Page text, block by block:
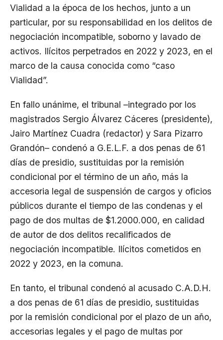
Vialidad a la época de los hechos, junto a un
particular, por su responsabilidad en los delitos de
negociación incompatible, soborno y lavado de
activos. Ilícitos perpetrados en 2022 y 2023, en el
marco de la causa conocida como “caso
Vialidad”.
En fallo unánime, el tribunal –integrado por los
magistrados Sergio Álvarez Cáceres (presidente),
Jairo Martínez Cuadra (redactor) y Sara Pizarro
Grandón– condenó a G.E.L.F. a dos penas de 61
días de presidio, sustituidas por la remisión
condicional por el término de un año, más la
accesoria legal de suspensión de cargos y oficios
públicos durante el tiempo de las condenas y el
pago de dos multas de $1.2000.000, en calidad
de autor de dos delitos recalificados de
negociación incompatible. Ilícitos cometidos en
2022 y 2023, en la comuna.
En tanto, el tribunal condenó al acusado C.A.D.H.
a dos penas de 61 días de presidio, sustituidas
por la remisión condicional por el plazo de un año,
accesorias legales y el pago de multas por